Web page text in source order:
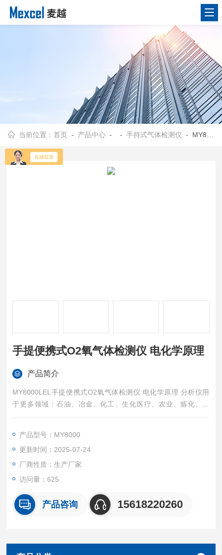
当前位置：首页 - 产品中心 - -手持式气体检测仪 - MY8000手提便携式O2氧气体检测仪 电化学原理
手提便携式O2氧气体检测仪 电化学原理
产品简介
MY8000LEL手提便携式O2氧气体检测仪 电化学原理 分析仪用
于更多领域：石油、冶金、化工、生化医疗、农业、炼化、家
具、地板、壁纸、涂料、园艺、室内装饰与整修、染料、造纸、
料、样品、工艺过程及养殖厂、垃圾处理厂、烫染场所、生产车
间、生物制药、家居环保、畜牧养殖、温室培植、仓储物流、酿
造发酵、农业生产等。
产品型号：MY8000
更新时间：2025-07-24
厂商性质：生产厂家
访问量：625
产品咨询 15618220260